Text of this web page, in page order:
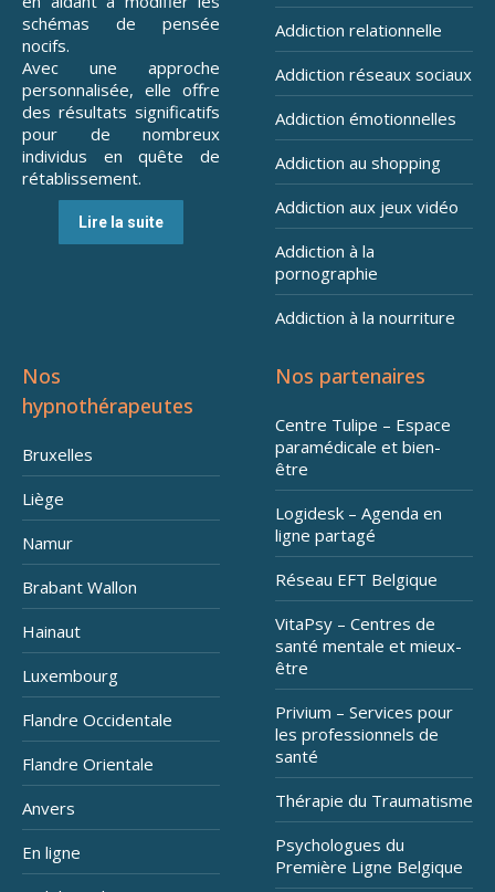
schémas de pensée
nocifs.
Avec une approche
personnalisée, elle offre
des résultats significatifs
pour de nombreux
individus en quête de
rétablissement.
Lire la suite
Addiction relationnelle
Addiction réseaux sociaux
Addiction émotionnelles
Addiction au shopping
Addiction aux jeux vidéo
Addiction à la
pornographie
Addiction à la nourriture
Nos
hypnothérapeutes
Bruxelles
Liège
Namur
Brabant Wallon
Hainaut
Luxembourg
Flandre Occidentale
Flandre Orientale
Anvers
En ligne
Nos partenaires
Centre Tulipe – Espace
paramédicale et bien-
être
Logidesk – Agenda en
ligne partagé
Réseau EFT Belgique
VitaPsy – Centres de
santé mentale et mieux-
être
Privium – Services pour
les professionnels de
santé
Thérapie du Traumatisme
Psychologues du
Première Ligne Belgique